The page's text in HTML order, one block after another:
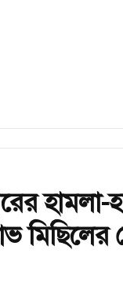
হামলা-
মিছিলের